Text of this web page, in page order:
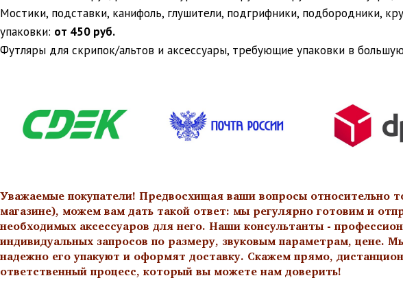
Мостики, подставки, канифоль, глушители, подгрифники, подбородники,
упаковки: от 450 руб.
Футляры для скрипок/альтов и аксессуары, требующие упаковки в
Уважаемые покупатели! Предвосхищая ваши вопросы относительно
магазине), можем вам дать такой ответ: мы регулярно готовим и
необходимых аксессуаров для него. Наши консультанты -
индивидуальных запросов по размеру, звуковым параметрам, цене.
надежно его упакуют и оформят доставку. Скажем прямо,
ответственный процесс, который вы можете нам доверить!